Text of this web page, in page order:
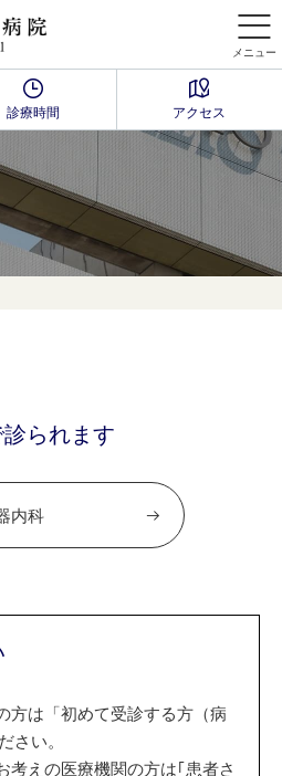
メニュー
診療時間 アクセス
られます
内科
方は「初めて受診する方（病
さい。
考えの医療機関の方は｢患者さ